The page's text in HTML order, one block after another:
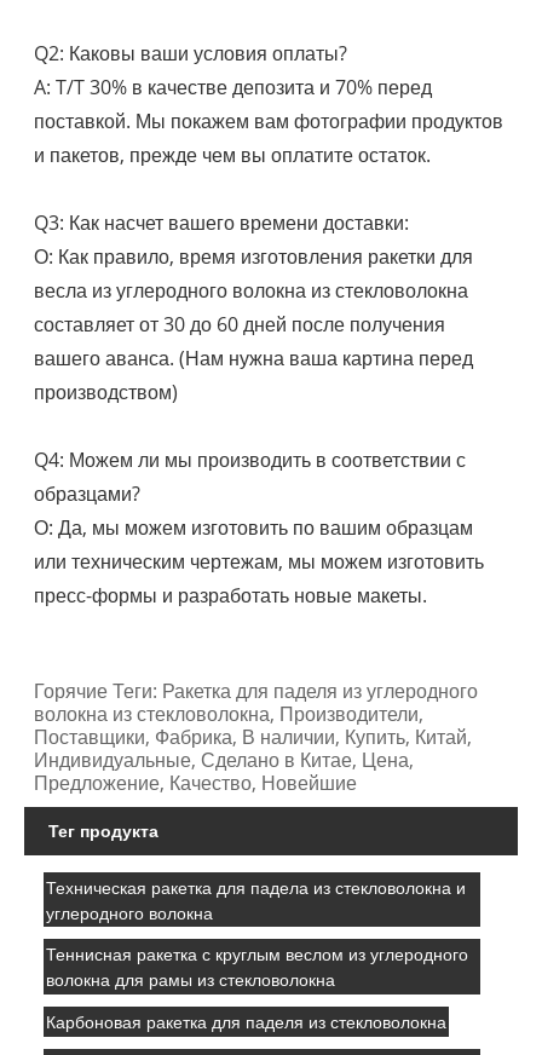
Q2: Каковы ваши условия оплаты?
A: T/T 30% в качестве депозита и 70% перед
поставкой. Мы покажем вам фотографии продуктов
и пакетов, прежде чем вы оплатите остаток.
Q3: Как насчет вашего времени доставки:
О: Как правило, время изготовления ракетки для
весла из углеродного волокна из стекловолокна
составляет от 30 до 60 дней после получения
вашего аванса. (Нам нужна ваша картина перед
производством)
Q4: Можем ли мы производить в соответствии с
образцами?
О: Да, мы можем изготовить по вашим образцам
или техническим чертежам, мы можем изготовить
пресс-формы и разработать новые макеты.
Горячие Теги: Ракетка для паделя из углеродного
волокна из стекловолокна, Производители,
Поставщики, Фабрика, В наличии, Купить, Китай,
Индивидуальные, Сделано в Китае, Цена,
Предложение, Качество, Новейшие
Тег продукта
Техническая ракетка для падела из стекловолокна и
углеродного волокна
Теннисная ракетка с круглым веслом из углеродного
волокна для рамы из стекловолокна
Карбоновая ракетка для паделя из стекловолокна